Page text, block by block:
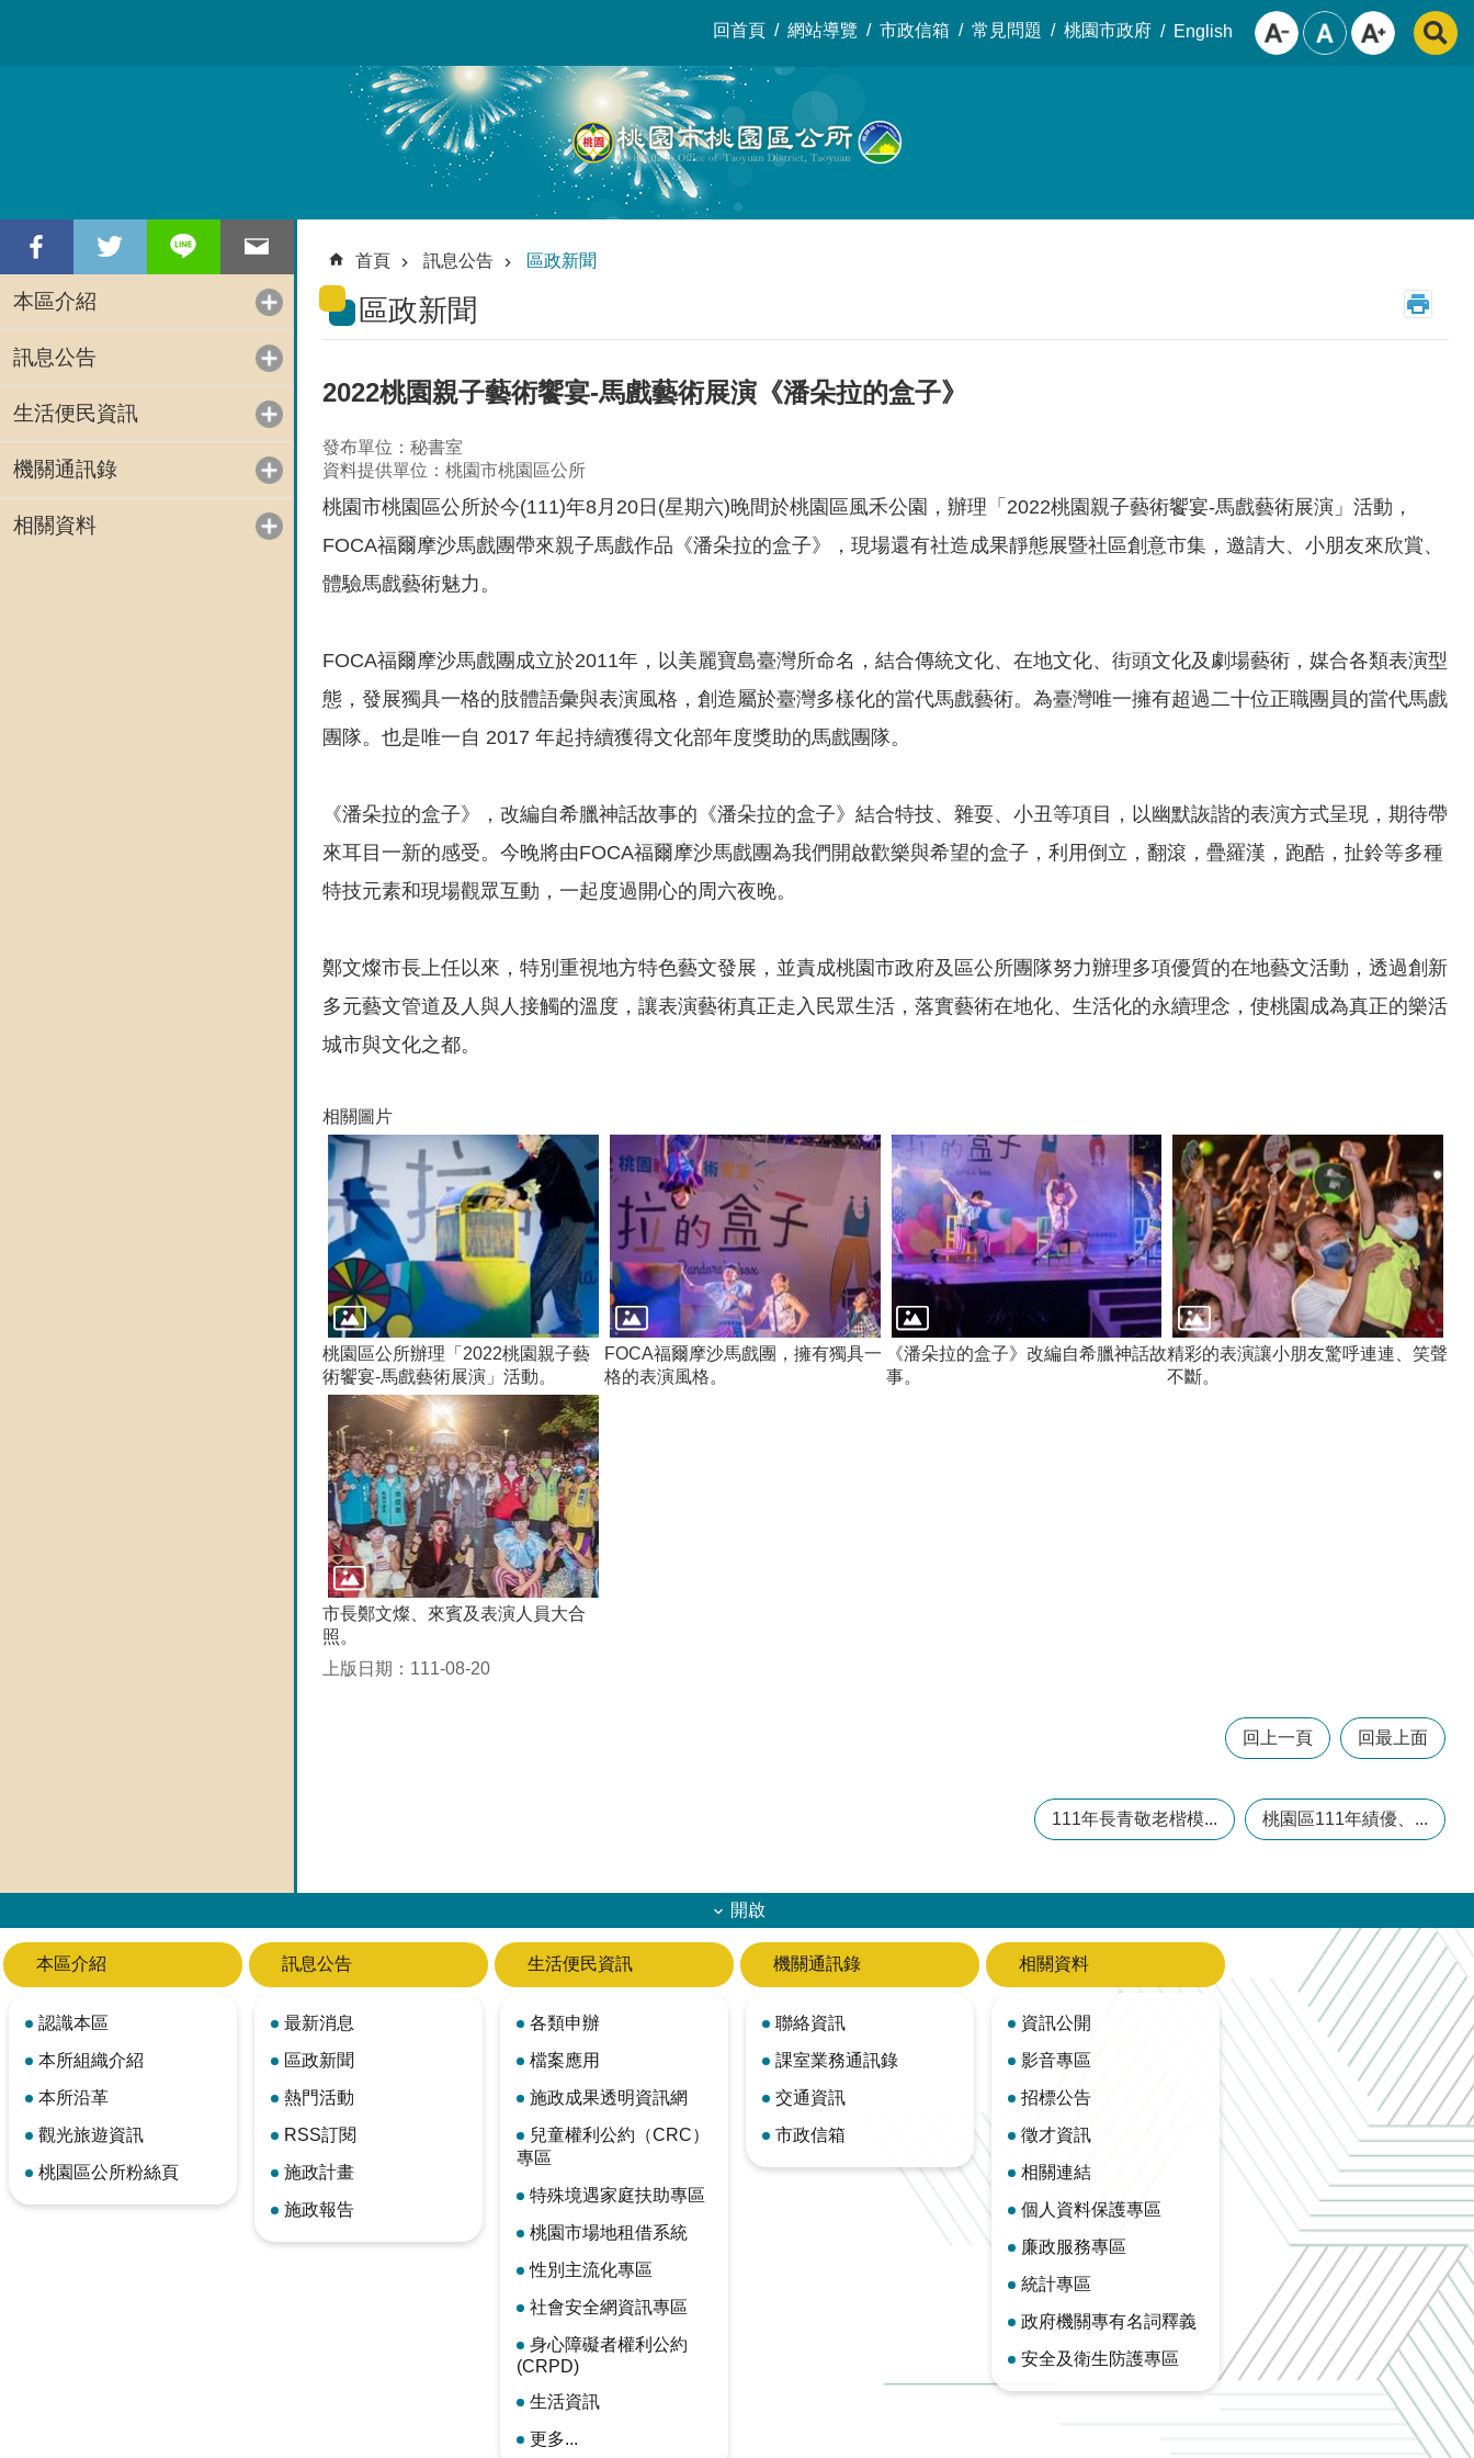
回首頁 網站導覽 市政信箱 常見問題 桃園市政府 English
本區介紹
訊息公告
生活便民資訊
機關通訊錄
相關資料
首頁 訊息公告 區政新聞
區政新聞
2022桃園親子藝術饗宴-馬戲藝術展演《潘朵拉的盒子》
發布單位：秘書室
資料提供單位：桃園市桃園區公所
桃園市桃園區公所於今(111)年8月20日(星期六)晚間於桃園區風禾公園，辦理「2022桃園親子藝術饗宴-馬戲藝術展演」活動，
FOCA福爾摩沙馬戲團帶來親子馬戲作品《潘朵拉的盒子》，現場還有社造成果靜態展暨社區創意市集，邀請大、小朋友來欣賞、
體驗馬戲藝術魅力。
FOCA福爾摩沙馬戲團成立於2011年，以美麗寶島臺灣所命名，結合傳統文化、在地文化、街頭文化及劇場藝術，媒合各類表演型
態，發展獨具一格的肢體語彙與表演風格，創造屬於臺灣多樣化的當代馬戲藝術。為臺灣唯一擁有超過二十位正職團員的當代馬戲
團隊。也是唯一自 2017 年起持續獲得文化部年度獎助的馬戲團隊。
《潘朵拉的盒子》，改編自希臘神話故事的《潘朵拉的盒子》結合特技、雜耍、小丑等項目，以幽默詼諧的表演方式呈現，期待帶
來耳目一新的感受。今晚將由FOCA福爾摩沙馬戲團為我們開啟歡樂與希望的盒子，利用倒立，翻滾，疊羅漢，跑酷，扯鈴等多種
特技元素和現場觀眾互動，一起度過開心的周六夜晚。
鄭文燦市長上任以來，特別重視地方特色藝文發展，並責成桃園市政府及區公所團隊努力辦理多項優質的在地藝文活動，透過創新
多元藝文管道及人與人接觸的溫度，讓表演藝術真正走入民眾生活，落實藝術在地化、生活化的永續理念，使桃園成為真正的樂活
城市與文化之都。
相關圖片
桃園區公所辦理「2022桃園親子藝
術饗宴-馬戲藝術展演」活動。
FOCA福爾摩沙馬戲團，擁有獨具一
格的表演風格。
《潘朵拉的盒子》改編自希臘神話故
事。
精彩的表演讓小朋友驚呼連連、笑聲
不斷。
市長鄭文燦、來賓及表演人員大合
照。
上版日期：111-08-20
回上一頁 回最上面
111年長青敬老楷模... 桃園區111年績優、...
開啟
本區介紹
認識本區
本所組織介紹
本所沿革
觀光旅遊資訊
桃園區公所粉絲頁
訊息公告
最新消息
區政新聞
熱門活動
RSS訂閱
施政計畫
施政報告
生活便民資訊
各類申辦
檔案應用
施政成果透明資訊網
兒童權利公約（CRC）
專區
特殊境遇家庭扶助專區
桃園市場地租借系統
性別主流化專區
社會安全網資訊專區
身心障礙者權利公約
(CRPD)
生活資訊
更多...
機關通訊錄
聯絡資訊
課室業務通訊錄
交通資訊
市政信箱
相關資料
資訊公開
影音專區
招標公告
徵才資訊
相關連結
個人資料保護專區
廉政服務專區
統計專區
政府機關專有名詞釋義
安全及衛生防護專區